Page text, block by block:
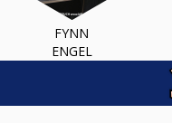
FYNN
ENGEL